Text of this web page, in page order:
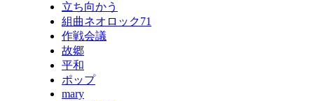
立ち向かう
組曲ネオロック71
作戦会議
故郷
平和
ポップ
mary